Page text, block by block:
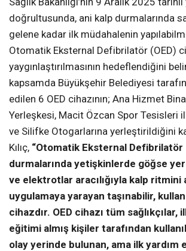
doğrultusunda, ani kalp durmalarında
gelene kadar ilk müdahalenin
Otomatik Eksternal Defibrilatör (OED)
yaygınlaştırılmasının hedeflendiğini
kapsamda Büyükşehir Belediyesi
edilen 6 OED cihazının; Ana Hizmet
Yerleşkesi, Macit Özcan Spor Tesisleri
ve Silifke Otogarlarına yerleştirildiğini
Kılıç, “Otomatik Eksternal Defibrilatör
durmalarında yetişkinlerde göğse
ve elektrotlar aracılığıyla kalp ritmini
uygulamaya yarayan taşınabilir,
cihazdır. OED cihazı tüm sağlıkçılar,
eğitimi almış kişiler tarafından
olay yerinde bulunan, ama ilk yardım